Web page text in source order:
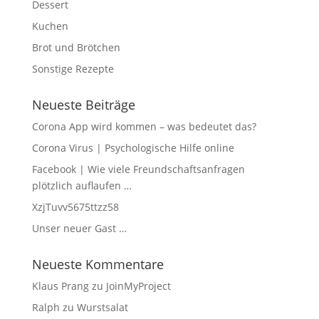
Dessert
Kuchen
Brot und Brötchen
Sonstige Rezepte
Neueste Beiträge
Corona App wird kommen – was bedeutet das?
Corona Virus | Psychologische Hilfe online
Facebook | Wie viele Freundschaftsanfragen
plötzlich auflaufen …
XzjTuvv5675ttzz58
Unser neuer Gast …
Neueste Kommentare
Klaus Prangzu JoinMyProject
Ralph zu Wurstsalat